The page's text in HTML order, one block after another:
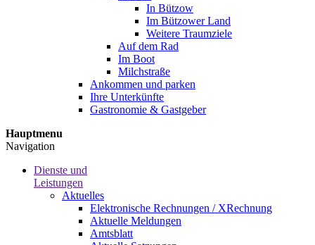
In Bützow
Im Bützower Land
Weitere Traumziele
Auf dem Rad
Im Boot
Milchstraße
Ankommen und parken
Ihre Unterkünfte
Gastronomie & Gastgeber
Hauptmenu
Navigation
Dienste und
Leistungen
Aktuelles
Elektronische Rechnungen / XRechnung
Aktuelle Meldungen
Amtsblatt